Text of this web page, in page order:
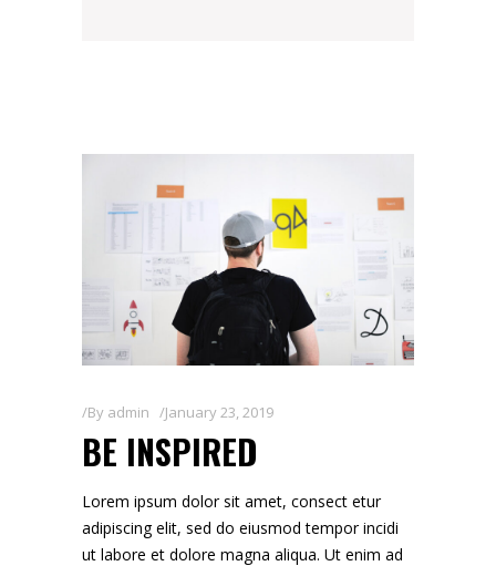
By admin January 23, 2019
BE INSPIRED
Lorem ipsum dolor sit amet, consect etur
adipiscing elit, sed do eiusmod tempor incidi
ut labore et dolore magna aliqua. Ut enim ad